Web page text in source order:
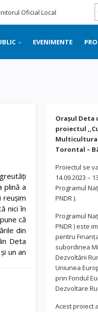
Oficial Local
EVENIMENTE
plină a
reușim
nici în
că
din
Deta
un an
Orașul Deta
proiectul
Torontal –
Proiectul se
14.09.2023 –
Programul
PNDR ).
Programul
PNDR ) este
pentru
subordinea
Dezvoltării
Uniunea
prin Fondul
Dezvoltare
Acest proiect